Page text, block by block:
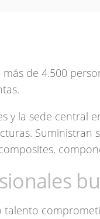
de 4.500
y la sede central
Suministran
talento